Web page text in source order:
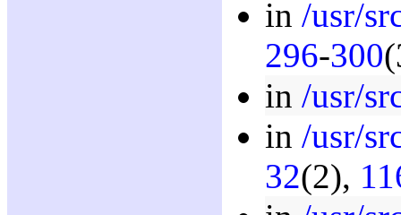
in /usr/
296-300
in /usr/
in /usr/
32(2),